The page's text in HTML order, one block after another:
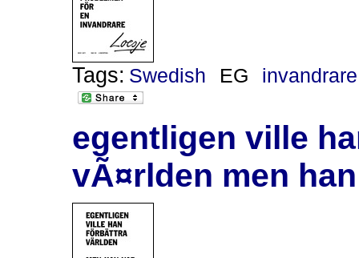
Tags: Swedish EG invandrare
egentligen ville
vÃ¤rlden men